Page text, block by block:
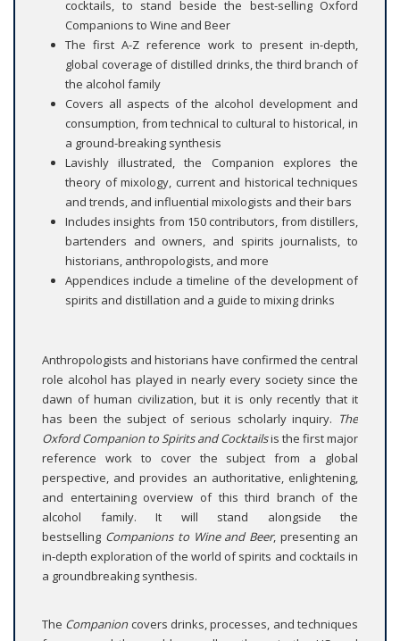
cocktails, to stand beside the best-selling Oxford
Companions to Wine and Beer
The first A-Z reference work to present in-depth,
global coverage of distilled drinks, the third branch of
the alcohol family
Covers all aspects of the alcohol development and
consumption, from technical to cultural to historical, in
a ground-breaking synthesis
Lavishly illustrated, the Companion explores the
theory of mixology, current and historical techniques
and trends, and influential mixologists and their bars
Includes insights from 150 contributors, from distillers,
bartenders and owners, and spirits journalists, to
historians, anthropologists, and more
Appendices include a timeline of the development of
spirits and distillation and a guide to mixing drinks
Anthropologists and historians have confirmed the central
role alcohol has played in nearly every society since the
dawn of human civilization, but it is only recently that it
has been the subject of serious scholarly inquiry. The
Oxford Companion to Spirits and Cocktailsis the first major
reference work to cover the subject from a global
perspective, and provides an authoritative, enlightening,
and entertaining overview of this third branch of the
alcohol family. It will stand alongside the
bestselling Companions to Wine and Beer, presenting an
in-depth exploration of the world of spirits and cocktails in
a groundbreaking synthesis.
The Companioncovers drinks, processes, and techniques